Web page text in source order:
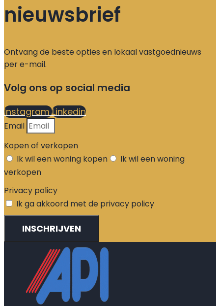
nieuwsbrief
Ontvang de beste opties en lokaal vastgoednieuws
per e-mail.
Volg ons op social media
Instagram Linkedin
Email
Kopen of verkopen
Ik wil een woning kopen
Ik wil een woning
verkopen
Privacy policy
Ik ga akkoord met de privacy policy
INSCHRIJVEN